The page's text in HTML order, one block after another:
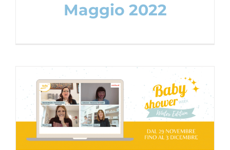
Maggio 2022
Baby Shower Week winter edition –
Novembre 2021
Baby Shower Party Content Creation